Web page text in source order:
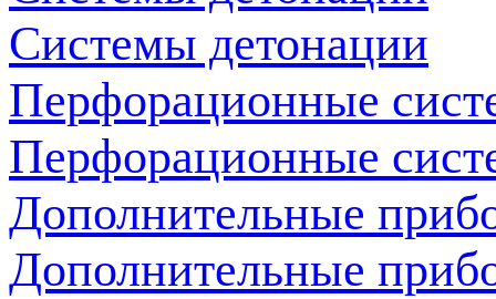
Системы детонации
Перфорационные
Перфорационные
Дополнительные
Дополнительные